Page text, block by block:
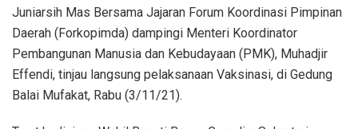
Juniarsih Mas Bersama Jajaran Forum Koordinasi Pimpinan
Daerah (Forkopimda) dampingi Menteri Koordinator
Pembangunan Manusia dan Kebudayaan (PMK), Muhadjir
Effendi, tinjau langsung pelaksanaan Vaksinasi, di Gedung
Balai Mufakat, Rabu (3/11/21).